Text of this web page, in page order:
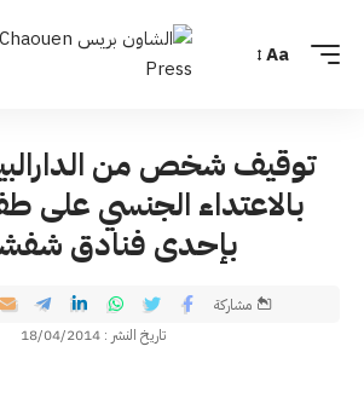
Aa
توقيف شخص من
بالاعتداء الجنسي على
بإحدى فنادق
تاريخ النشر : 18/04/2014
مشاركة